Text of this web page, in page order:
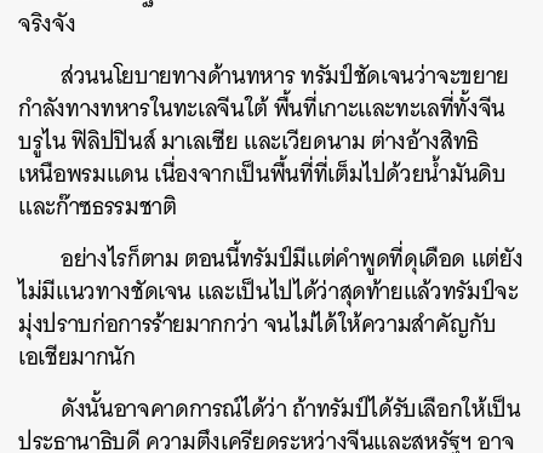
จริงจัง
ส่วนนโยบายทางด้านทหาร ทรัมป์ชัดเจนว่าจะขยาย
กำลังทางทหารในทะเลจีนใต้ พื้นที่เกาะและทะเลที่ทั้งจีน
บรูไน ฟิลิปปินส์ มาเลเซีย และเวียดนาม ต่างอ้างสิทธิ
เหนือพรมแดน เนื่องจากเป็นพื้นที่ที่เต็มไปด้วยน้ำมันดิบ
และก๊าซธรรมชาติ
อย่างไรก็ตาม ตอนนี้ทรัมป์มีแต่คำพูดที่ดุเดือด แต่ยัง
ไม่มีแนวทางชัดเจน และเป็นไปได้ว่าสุดท้ายแล้วทรัมป์จะ
มุ่งปราบก่อการร้ายมากกว่า จนไม่ได้ให้ความสำคัญกับ
เอเชียมากนัก
ดังนั้นอาจคาดการณ์ได้ว่า ถ้าทรัมป์ได้รับเลือกให้เป็น
ประธานาธิบดี ความตึงเครียดระหว่างจีนและสหรัฐฯ อาจ